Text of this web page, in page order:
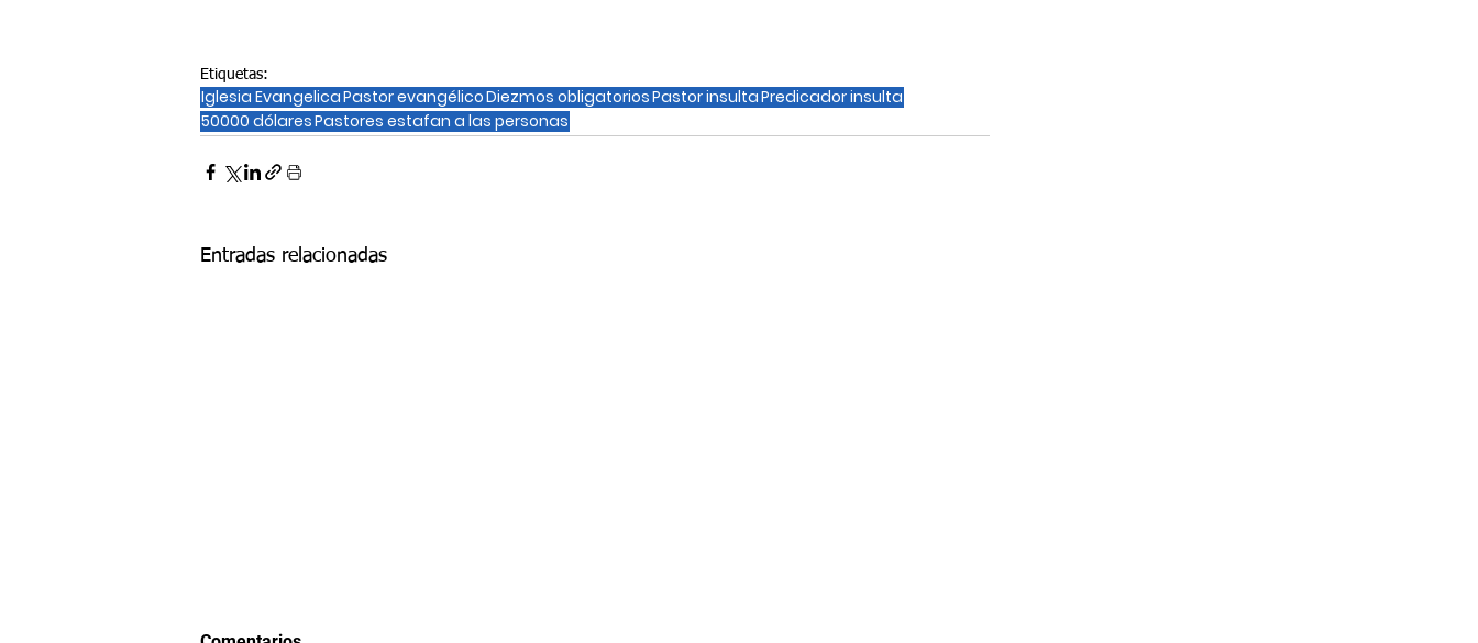
Etiquetas:
Iglesia EvangelicaPastor evangélicoDiezmos obligatoriosPastor insultaPredicador insulta
50000 dólaresPastores estafan a las personas
Entradas relacionadas